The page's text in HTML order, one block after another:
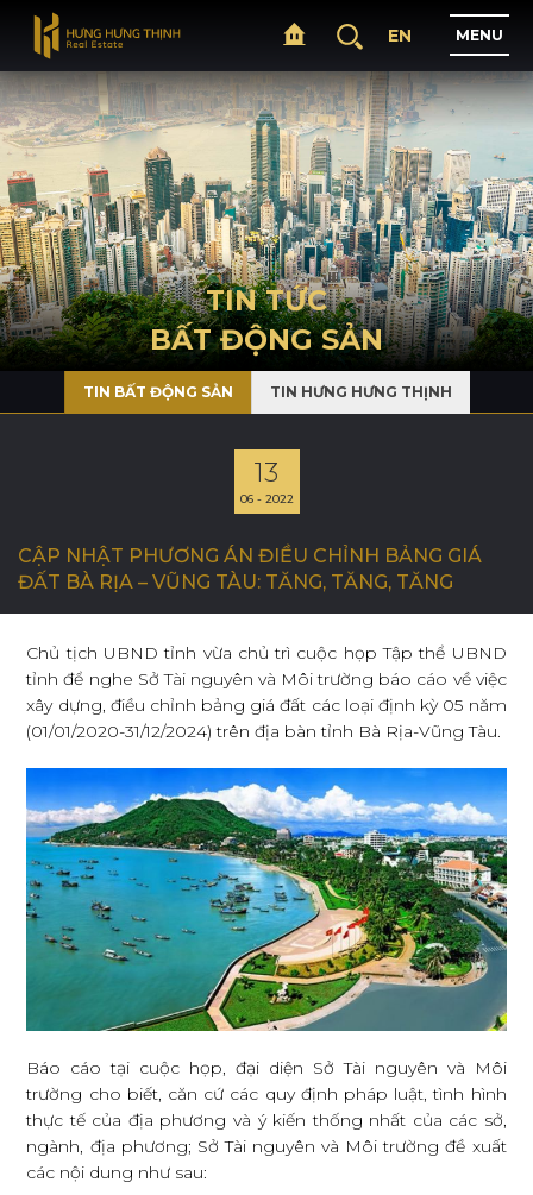
TRANG CHỦ
GIỚI THIỆU
D Ự Á N
C HOẠ
IN TỨ
CƠ HỘI NGHỀ NGHIỆP
LIÊN HỆ
EN MENU
TIN TỨC
BẤT ĐỘNG SẢN
TIN BẤT ĐỘNG SẢN TIN HƯNG HƯNG THỊNH
13
06 - 2022
CẬP NHẬT PHƯƠNG ÁN ĐIỀU CHỈNH BẢNG GIÁ
ĐẤT BÀ RỊA – VŨNG TÀU: TĂNG, TĂNG, TĂNG
Chủ tịch UBND tỉnh vừa chủ trì cuộc họp Tập thể UBND
tỉnh để nghe Sở Tài nguyên và Môi trường báo cáo về việc
xây dựng, điều chỉnh bảng giá đất các loại định kỳ 05 năm
(01/01/2020-31/12/2024) trên địa bàn tỉnh Bà Rịa-Vũng Tàu.
Báo cáo tại cuộc họp, đại diện Sở Tài nguyên và Môi
trường cho biết, căn cứ các quy định pháp luật, tình hình
thực tế của địa phương và ý kiến thống nhất của các sở,
ngành, địa phương; Sở Tài nguyên và Môi trường đề xuất
các nội dung như sau: